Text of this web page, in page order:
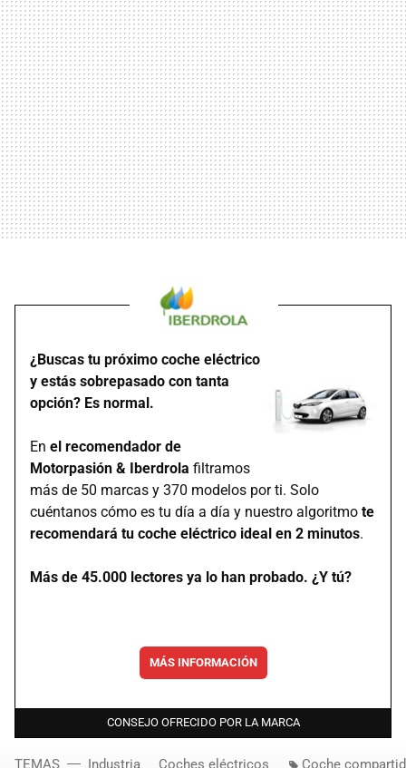
¿Buscas tu próximo coche eléctrico
y estás sobrepasado con tanta
opción? Es normal.
En el recomendador de
Motorpasión & Iberdrola filtramos
más de 50 marcas y 370 modelos por ti. Solo
cuéntanos cómo es tu día a día y nuestro algoritmo te
recomendará tu coche eléctrico ideal en 2 minutos.
Más de 45.000 lectores ya lo han probado. ¿Y tú?
MÁS INFORMACIÓN
CONSEJO OFRECIDO POR LA MARCA
TEMAS Industria Coches eléctricos Coche